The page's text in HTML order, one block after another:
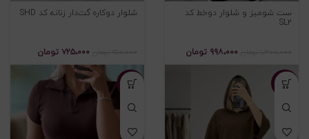
ست شومیز و شلوار دوخط کد
SL2
۹۹۸،۰۰۰ تومان
شلوار دوکاره گت‌دار زنانه کد SHD
۷۲۵،۰۰۰ تومان
-۲۳% -۲۷%